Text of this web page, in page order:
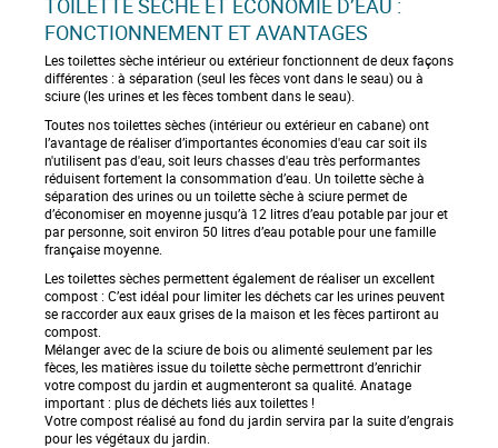
FONCTIONNEMENT ET AVANTAGES
Les toilettes sèche intérieur ou extérieur fonctionnent de deux façons
différentes : à séparation (seul les fèces vont dans le seau) ou à
sciure (les urines et les fèces tombent dans le seau).
Toutes nos toilettes sèches (intérieur ou extérieur en cabane) ont
l’avantage de réaliser d’importantes économies d'eau car soit ils
n'utilisent pas d'eau, soit leurs chasses d'eau très performantes
réduisent fortement la consommation d’eau. Un toilette sèche à
séparation des urines ou un toilette sèche à sciure permet de
d’économiser en moyenne jusqu’à 12 litres d’eau potable par jour et
par personne, soit environ 50 litres d’eau potable pour une famille
française moyenne.
Les toilettes sèches permettent également de réaliser un excellent
compost : C’est idéal pour limiter les déchets car les urines peuvent
se raccorder aux eaux grises de la maison et les fèces partiront au
compost.
Mélanger avec de la sciure de bois ou alimenté seulement par les
fèces, les matières issue du toilette sèche permettront d’enrichir
votre compost du jardin et augmenteront sa qualité. Anatage
important : plus de déchets liés aux toilettes !
Votre compost réalisé au fond du jardin servira par la suite d’engrais
pour les végétaux du jardin.
e
s
l
i
s
z
a
c
t
u
l
e
e
n
t
l
e
e
v
a
n
t